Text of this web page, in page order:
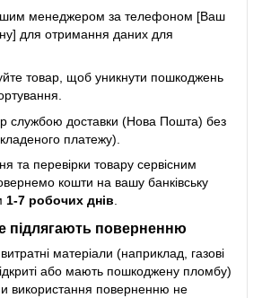
менеджером за телефоном [Ваш
для отримання даних для
товар, щоб уникнути пошкоджень
службою доставки (Нова Пошта) без
платежу).
та перевірки товару сервісним
кошти на вашу банківську
1-7 робочих днів
підлягають поверненню
матеріали (наприклад, газові
або мають пошкоджену пломбу)
використання поверненню не